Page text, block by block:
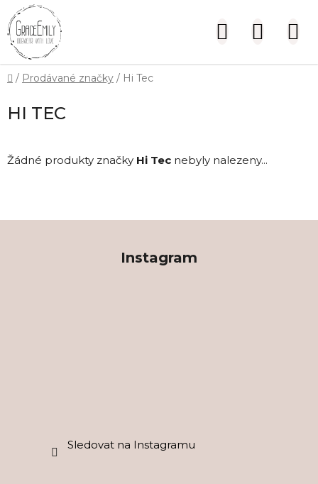
Přejít
na
obsah
KOŠÍK
Domů
/ Prodávané značky / Hi Tec
HI TEC
Žádné produkty značky Hi Tec nebyly nalezeny...
Instagram
Sledovat na Instagramu